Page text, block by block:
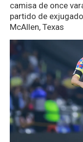
camisa de once
partido de
McAllen, Texas